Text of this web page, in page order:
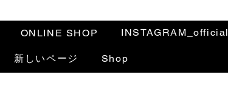
ONLINE SHOP INSTAGRAM_official
新しいページ Shop